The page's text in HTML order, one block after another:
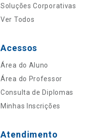
Soluções Corporativas
Ver Todos
Acessos
Área do Aluno
Área do Professor
Consulta de Diplomas
Minhas Inscrições
Atendimento